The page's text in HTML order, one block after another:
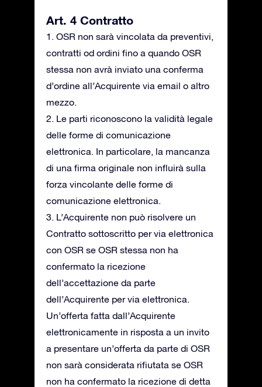
Art. 4 Contratto
1. OSR non sarà vincolata da preventivi,
contratti od ordini fino a quando OSR
stessa non avrà inviato una conferma
d’ordine all’Acquirente via email o altro
mezzo.
2. Le parti riconoscono la validità legale
delle forme di comunicazione
elettronica. In particolare, la mancanza
di una firma originale non influirà sulla
forza vincolante delle forme di
comunicazione elettronica.
3. L’Acquirente non può risolvere un
Contratto sottoscritto per via elettronica
con OSR se OSR stessa non ha
confermato la ricezione
dell’accettazione da parte
dell’Acquirente per via elettronica.
Un’offerta fatta dall’Acquirente
elettronicamente in risposta a un invito
a presentare un’offerta da parte di OSR
non sarà considerata rifiutata se OSR
non ha confermato la ricezione di detta